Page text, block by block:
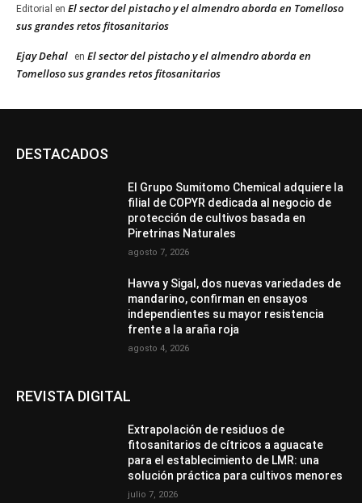
Editorial en El sector del pistacho y el almendro aborda en Tomelloso
sus grandes retos fitosanitarios
Ejay Dehal en El sector del pistacho y el almendro aborda en
Tomelloso sus grandes retos fitosanitarios
DESTACADOS
El Grupo Sumitomo Chemical adquiere la
filial de COPYR dedicada al negocio de
protección de cultivos basada en
Piretrinas Naturales
agosto 7, 2026
Havva y Sigal, dos nuevas variedades de
mandarino, confirman en ensayos
independientes su mayor resistencia
frente a la araña roja
agosto 4, 2026
REVISTA DIGITAL
Extrapolación de residuos de
fitosanitarios de cítricos a aguacate
para el establecimiento de LMR: una
solución práctica para cultivos menores
julio 7, 2026